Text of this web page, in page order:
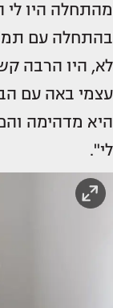
מהתחלה היו לי
בהתחלה עם
לא, היו הרבה
עצמי באה עם
היא מדהימה
לי".